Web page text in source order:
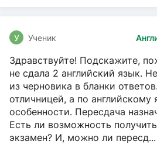
У Ученик
Здравствуйте! Подскажите,
не сдала 2 английский язык.
из черновика в бланки
отличницей, а по английскому
особенности. Пересдача
Есть ли возможность
экзамен? И, можно ли пересд...